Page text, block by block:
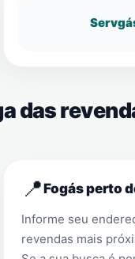
das
📍Fogás perto
Informe seu
revendas mais